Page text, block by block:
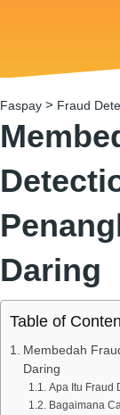
Faspay > Fraud
Daring
Table of
Membedah
Daring
Apa Itu Fraud
Bagaimana